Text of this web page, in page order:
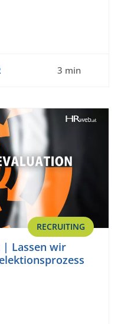
3 min
RECRUITING
| Lassen wir